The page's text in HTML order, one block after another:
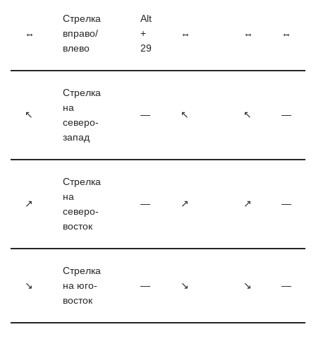
↔
Стрелка
вправо/
влево
Alt
+
29
↔ ↔ ↔
↖
Стрелка
на
северо-
запад
— ↖ ↖ —
↗
Стрелка
на
северо-
восток
— ↗ ↗ —
↘
Стрелка
на юго-
восток
— ↘ ↘ —